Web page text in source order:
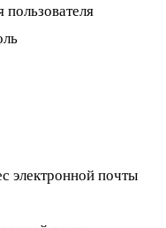
электронной почты